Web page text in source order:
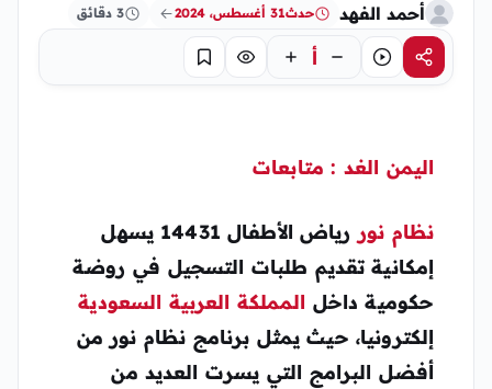
أحمد الفهد حدث31 أغسطس، 2024 3 دقائق
مشاركةاستماع أ تركيز حفظ
اليمن الغد : متابعات
نظام نور
رياض الأطفال 14431 يسهل
إمكانية تقديم طلبات التسجيل في روضة
حكومية داخل المملكة العربية السعودية
إلكترونيا، حيث يمثل برنامج نظام نور من
أفضل البرامج التي يسرت العديد من